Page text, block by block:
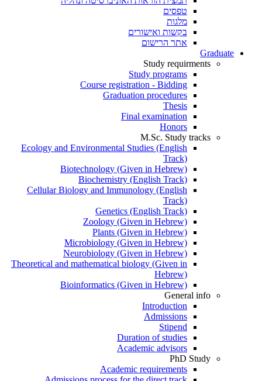
טפסים
מלגות
בקשות ואישורים
אתר הרישום
Graduate
Study requirments
Study programs
Course registration - Bidding
Graduation procedures
Thesis
Final examination
Honors
M.Sc. Study tracks
Ecology and Environmental Studies (English
Track)
Biotechnology (Given in Hebrew)
Biochemistry (English Track)
Cellular Biology and Immunology (English
Track)
Genetics (English Track)
Zoology (Given in Hebrew)
Plants (Given in Hebrew)
Microbiology (Given in Hebrew)
Neurobiology (Given in Hebrew)
Theoretical and mathematical biology (Given in
Hebrew)
Bioinformatics (Given in Hebrew)
General info
Introduction
Admissions
Stipend
Duration of studies
Academic advisors
PhD Study
Academic requirements